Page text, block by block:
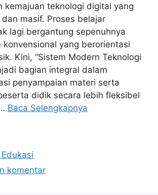
kemajuan teknologi digital yang
masif. Proses belajar
lagi bergantung sepenuhnya
konvensional yang berorientasi
Kini, “Sistem Modern Teknologi
bagian integral dalam
penyampaian materi serta
didik secara lebih fleksibel
Baca Selengkapnya
komentar